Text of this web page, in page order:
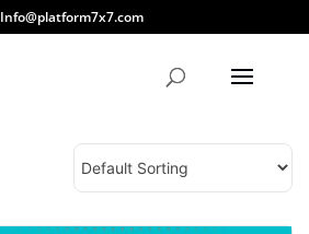
Info@platform7x7.com